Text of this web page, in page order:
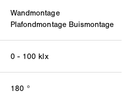
Wandmontage
Plafondmontage Buismontage
0 - 100 klx
180 °